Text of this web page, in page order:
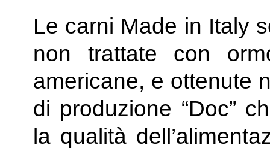
Le carni Made in Italy
non trattate con
americane, e ottenute
di produzione “Doc”
la qualità